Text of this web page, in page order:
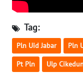
Tag:
Pln Uid Jabar Pln
Pt Pln Ulp
WN
WN
KALTARA